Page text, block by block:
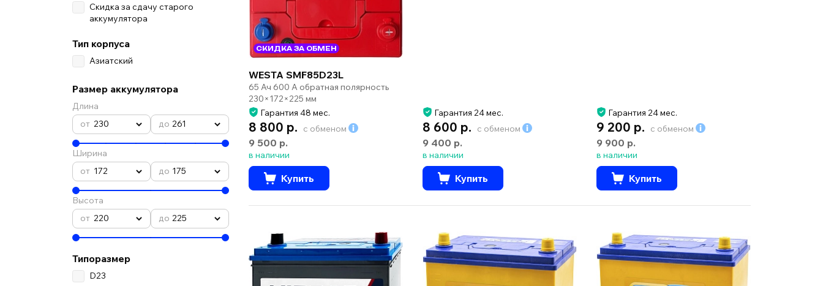
Скидка за сдачу старого
аккумулятора
Тип корпуса
Азиатский
Размер аккумулятора
Длина
230
261
Ширина
172
175
Высота
220
225
Типоразмер
D23
СКИДКА ЗА ОБМЕН
WESTA SMF85D23L
65 Ач 600 А обратная полярность
230×172×225 мм
Гарантия 48 мес.
8 800 р. с обменом
9 500 р.
в наличии
Купить
Гарантия 24 мес.
8 600 р. с обменом
9 400 р.
в наличии
Купить
Гарантия 24 мес.
9 200 р. с обменом
9 900 р.
в наличии
Купить